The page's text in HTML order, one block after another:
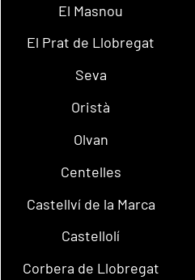
El Masnou
El Prat de Llobregat
Seva
Oristà
Olvan
Centelles
Castellví de la Marca
Castellolí
Corbera de Llobregat